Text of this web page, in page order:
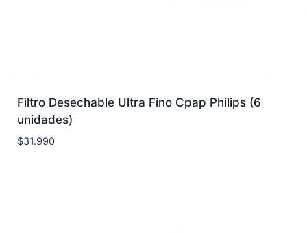
Filtro Desechable Ultra Fino Cpap Philips (6
unidades)
$31.990